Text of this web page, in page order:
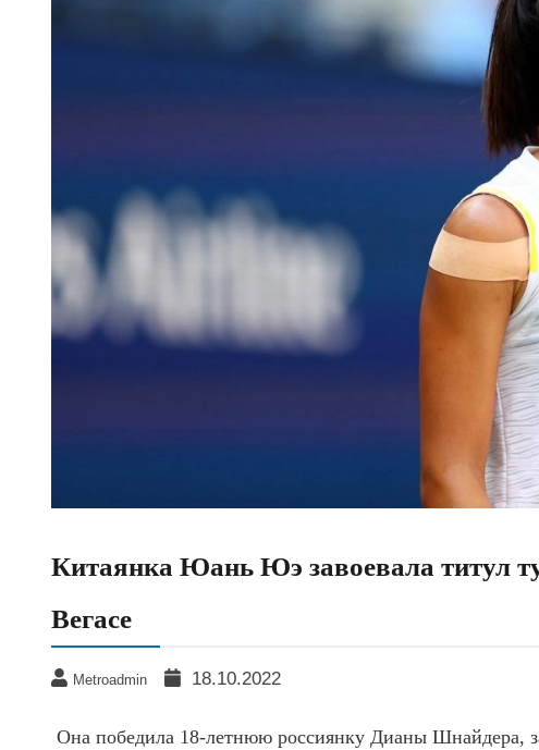
Китаянка Юань Юэ завоевала титул
Вегасе
Metroadmin 18.10.2022
Она победила 18-летнюю россиянку Дианы Шнайдера,